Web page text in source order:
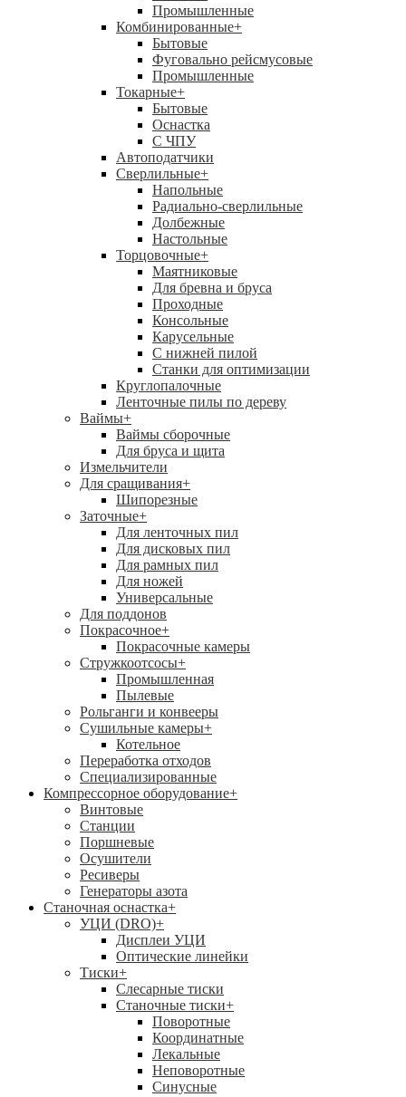
Промышленные
Комбинированные+
Бытовые
Фуговально рейсмусовые
Промышленные
Токарные+
Бытовые
Оснастка
С ЧПУ
Автоподатчики
Сверлильные+
Напольные
Радиально-сверлильные
Долбежные
Настольные
Торцовочные+
Маятниковые
Для бревна и бруса
Проходные
Консольные
Карусельные
С нижней пилой
Станки для оптимизации
Круглопалочные
Ленточные пилы по дереву
Ваймы+
Ваймы сборочные
Для бруса и щита
Измельчители
Для сращивания+
Шипорезные
Заточные+
Для ленточных пил
Для дисковых пил
Для рамных пил
Для ножей
Универсальные
Для поддонов
Покрасочное+
Покрасочные камеры
Стружкоотсосы+
Промышленная
Пылевые
Рольганги и конвееры
Сушильные камеры+
Котельное
Переработка отходов
Специализированные
Компрессорное оборудование+
Винтовые
Станции
Поршневые
Осушители
Ресиверы
Генераторы азота
Станочная оснастка+
УЦИ (DRO)+
Дисплеи УЦИ
Оптические линейки
Тиски+
Слесарные тиски
Станочные тиски+
Поворотные
Координатные
Лекальные
Неповоротные
Синусные